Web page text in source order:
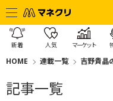
新着 人気 マーケット
HOME 連載一覧 吉野貴晶
記事一覧